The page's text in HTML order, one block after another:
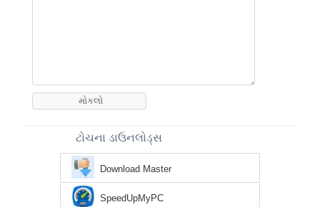
ટોચના ડાઉનલોડ્સ
Download Master
SpeedUpMyPC